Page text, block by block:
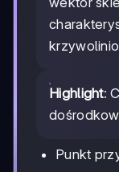
Highlight:
Punkt